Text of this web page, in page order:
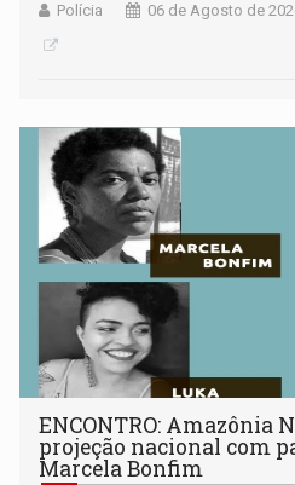
Polícia 06 de Agosto de
ENCONTRO: Amazônia
projeção nacional com
Marcela Bonfim